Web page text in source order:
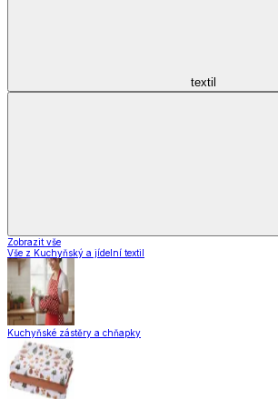
textil
Zobrazit vše
Vše z Kuchyňský a jídelní textil
Kuchyňské zástěry a chňapky